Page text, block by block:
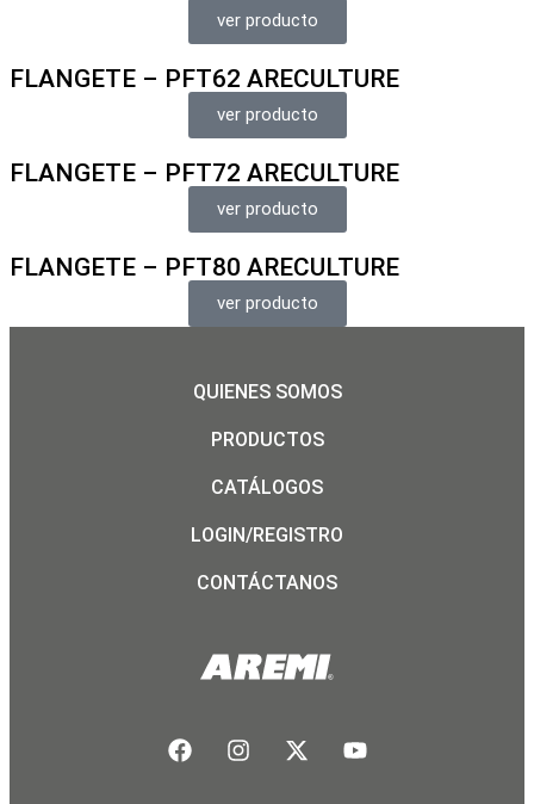
ver producto
FLANGETE – PFT62 ARECULTURE
ver producto
FLANGETE – PFT72 ARECULTURE
ver producto
FLANGETE – PFT80 ARECULTURE
ver producto
QUIENES SOMOS
PRODUCTOS
CATÁLOGOS
LOGIN/REGISTRO
CONTÁCTANOS